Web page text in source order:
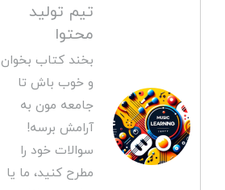
تیم تولید
محتوا
بخند کتاب بخوان
و خوب باش تا
جامعه مون به
آرامش برسه!
سوالات خود را
مطرح کنید، ما یا